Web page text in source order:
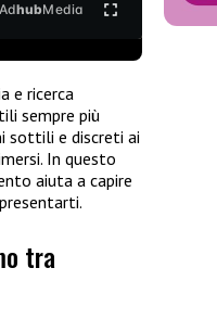
AdhubMedia
e ricerca
sempre più
sottili e discreti ai
In questo
aiuta a capire
tra